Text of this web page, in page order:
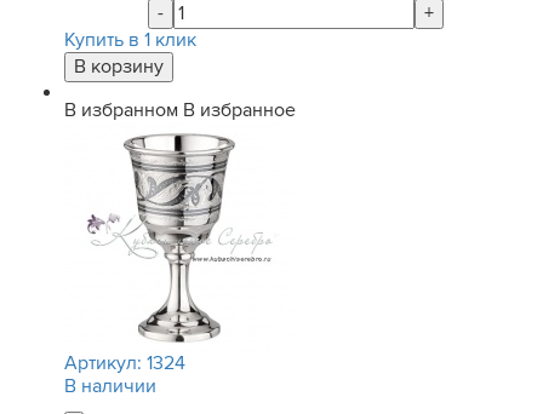
-
+
Купить в 1 клик
В избранном В избранное
Артикул: 1324
В наличии